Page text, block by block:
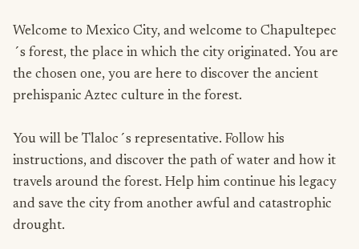
Welcome to Mexico City, and welcome to Chapultepec
´s forest, the place in which the city originated. You are
the chosen one, you are here to discover the ancient
prehispanic Aztec culture in the forest.
You will be Tlaloc´s representative. Follow his
instructions, and discover the path of water and how it
travels around the forest. Help him continue his legacy
and save the city from another awful and catastrophic
drought.